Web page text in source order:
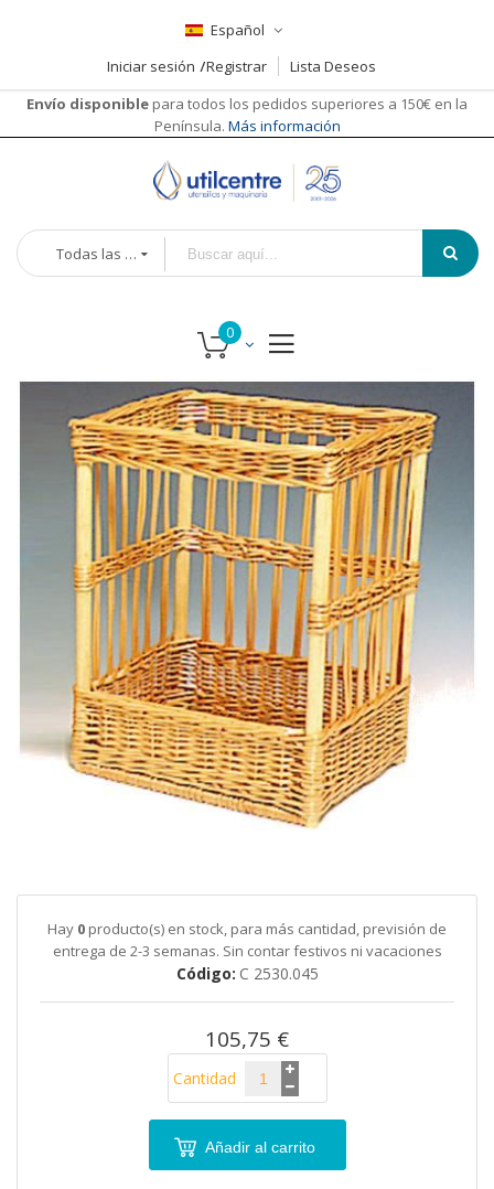
Español
Iniciar sesión
Registrar
Lista Deseos
Envío disponible para todos los pedidos superiores a 150€ en la
Península. Más información
Todas las categorías
Saltar
comienzo
galería
imágenes
Hay 0 producto(s) en stock, para más cantidad, previsión de
entrega de 2-3 semanas. Sin contar festivos ni vacaciones
Código C 2530.045
105,75 €
Cantidad
Añadir al carrito